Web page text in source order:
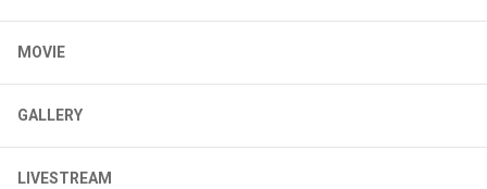
MOVIE
GALLERY
LIVESTREAM